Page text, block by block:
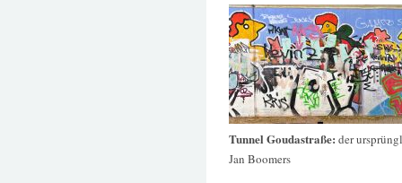
Tunnel Goudastraße: der
Jan Boomers